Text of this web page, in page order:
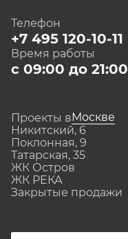
Телефон
+7 495 120-10-11
Время работы
с 09:00 до 21:00
Проекты вМоскве
Никитский, 6
Поклонная, 9
Татарская, 35
ЖК Остров
ЖК РЕКА
Закрытые продажи